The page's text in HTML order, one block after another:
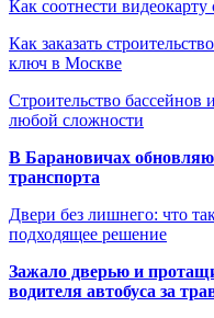
Как соотнести
Как заказать
ключ в Москве
Строительство
любой сложности
В Барановичах
транспорта
Двери без лишнего: что
подходящее решение
Зажало дверью и
водителя автобуса за